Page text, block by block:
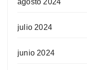
julio 2024
junio 2024